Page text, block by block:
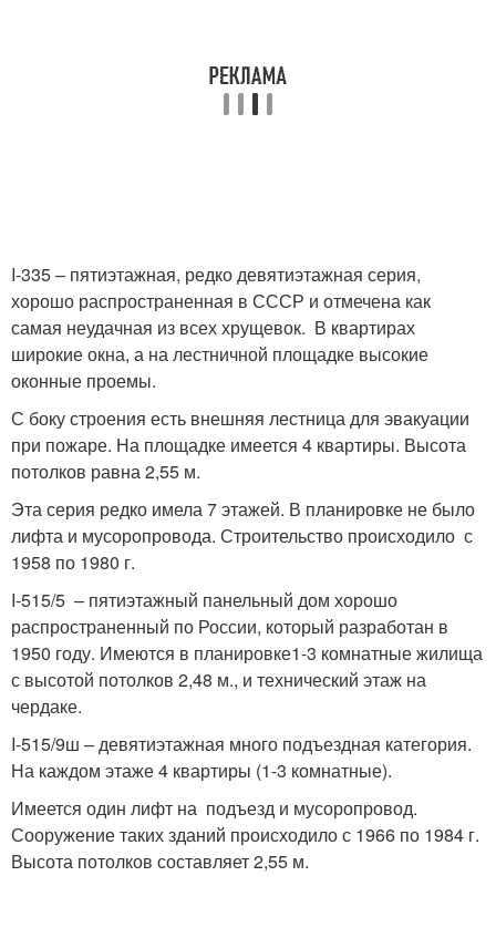
I-335 – пятиэтажная, редко девятиэтажная серия,
хорошо распространенная в СССР и отмечена как
самая неудачная из всех хрущевок. В квартирах
широкие окна, а на лестничной площадке высокие
оконные проемы.
С боку строения есть внешняя лестница для эвакуации
при пожаре. На площадке имеется 4 квартиры. Высота
потолков равна 2,55 м.
Эта серия редко имела 7 этажей. В планировке не было
лифта и мусоропровода. Строительство происходило с
1958 по 1980 г.
I-515/5 – пятиэтажный панельный дом хорошо
распространенный по России, который разработан в
1950 году. Имеются в планировке1-3 комнатные жилища
с высотой потолков 2,48 м., и технический этаж на
чердаке.
I-515/9ш – девятиэтажная много подъездная категория.
На каждом этаже 4 квартиры (1-3 комнатные).
Имеется один лифт на подъезд и мусоропровод.
Сооружение таких зданий происходило с 1966 по 1984 г.
Высота потолков составляет 2,55 м.